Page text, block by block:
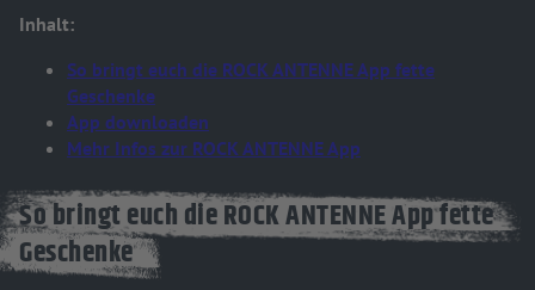
Inhalt:
So bringt euch die ROCK ANTENNE App fette
Geschenke
App downloaden
Mehr Infos zur ROCK ANTENNE App
So bringt euch die ROCK ANTENNE App fette
Geschenke